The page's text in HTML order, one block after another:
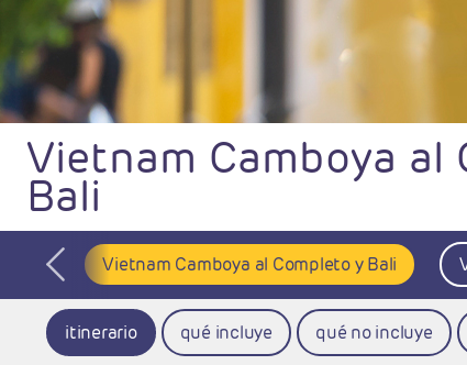
Vietnam Camboya al
Bali
Vietnam Camboya al Completo y Bali
itinerario qué incluye qué no incluye